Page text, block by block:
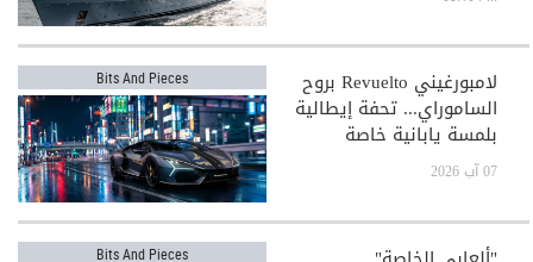
Bits And Pieces لامبورغيني Revuelto بروح
الساموراي... تحفة إيطالية
بلمسة يابانية خاصة
07 آب 2026
Bits And Pieces